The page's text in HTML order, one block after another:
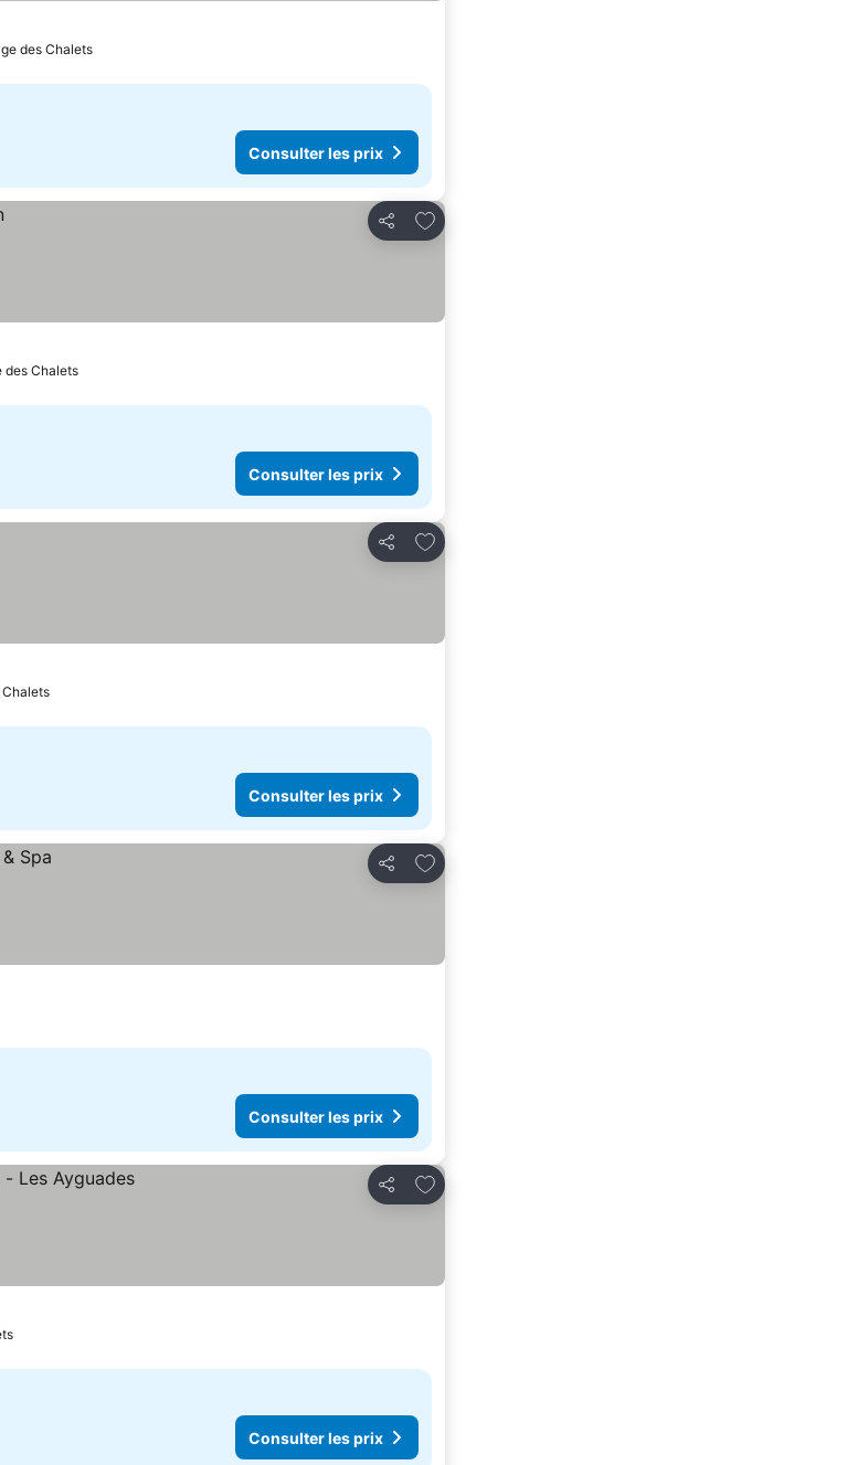
des Chalets
Consulter les prix
Partager
Ajouter à mes favoris
des Chalets
Consulter les prix
Partager
Ajouter à mes favoris
Consulter les prix
Partager
Ajouter à mes favoris
Consulter les prix
Partager
Ajouter à mes favoris
Consulter les prix